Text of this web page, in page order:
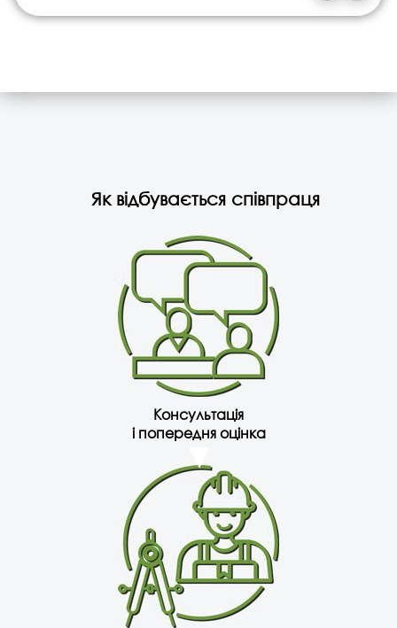
Як відбувається співпраця
Консультація
і попередня оцінка